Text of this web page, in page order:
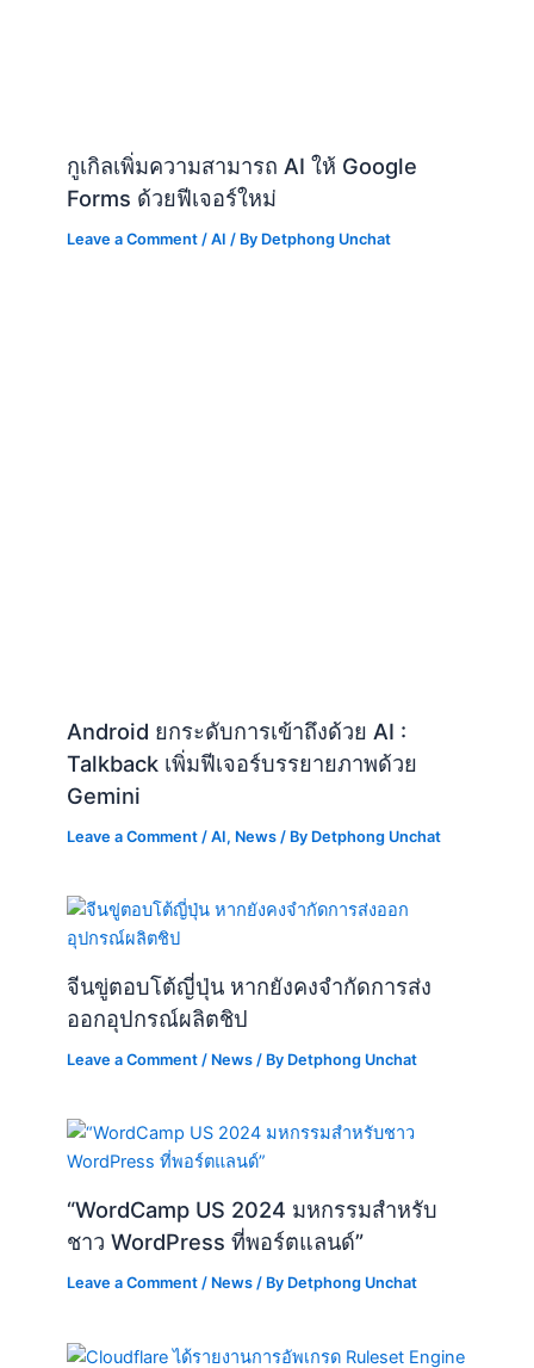
กูเกิลเพิ่มความสามารถ AI ให้ Google
Forms ด้วยฟีเจอร์ใหม่
Leave a Comment /AI / By Detphong Unchat
Android ยกระดับการเข้าถึงด้วย AI :
Talkback เพิ่มฟีเจอร์บรรยายภาพด้วย
Gemini
Leave a Comment /AI, News / By Detphong Unchat
จีนขู่ตอบโต้ญี่ปุ่น หากยังคงจำกัดการส่ง
ออกอุปกรณ์ผลิตชิป
Leave a Comment / News / By Detphong Unchat
“WordCamp US 2024 มหกรรมสำหรับ
ชาว WordPress ที่พอร์ตแลนด์”
Leave a Comment / News / By Detphong Unchat